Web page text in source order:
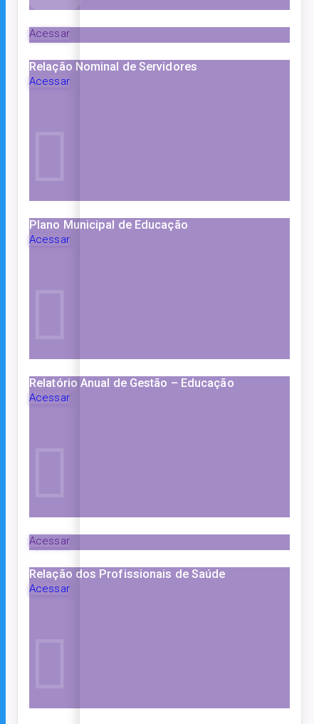
Acessar
Relação Nominal de Servidores
Acessar
Plano Municipal de Educação
Acessar
Relatório Anual de Gestão – Educação
Acessar
Acessar
Relação dos Profissionais de Saúde
Acessar